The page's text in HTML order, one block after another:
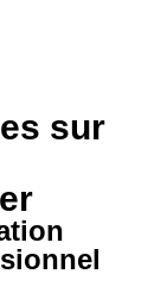
sur